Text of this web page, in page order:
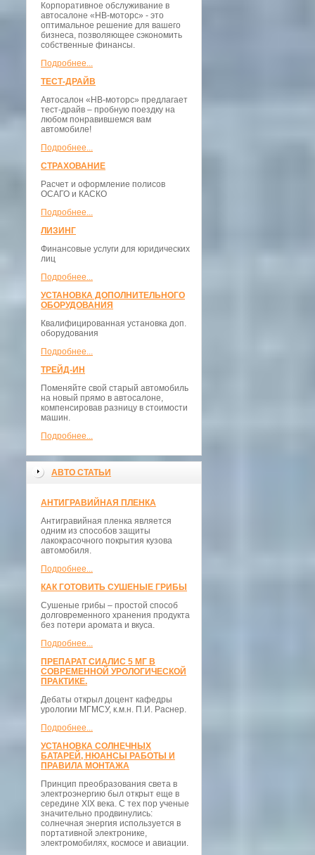
Корпоративное обслуживание в
автосалоне «НВ-моторс» - это
оптимальное решение для вашего
бизнеса, позволяющее сэкономить
собственные финансы.
Подробнее...
ТЕСТ-ДРАЙВ
Автосалон «НВ-моторс» предлагает
тест-драйв – пробную поездку на
любом понравившемся вам
автомобиле!
Подробнее...
СТРАХОВАНИЕ
Расчет и оформление полисов
ОСАГО и КАСКО
Подробнее...
ЛИЗИНГ
Финансовые услуги для юридических
лиц
Подробнее...
УСТАНОВКА ДОПОЛНИТЕЛЬНОГО
ОБОРУДОВАНИЯ
Квалифицированная установка доп.
оборудования
Подробнее...
ТРЕЙД-ИН
Поменяйте свой старый автомобиль
на новый прямо в автосалоне,
компенсировав разницу в стоимости
машин.
Подробнее...
АВТО СТАТЬИ
АНТИГРАВИЙНАЯ ПЛЕНКА
Антигравийная пленка является
одним из способов защиты
лакокрасочного покрытия кузова
автомобиля.
Подробнее...
КАК ГОТОВИТЬ СУШЕНЫЕ ГРИБЫ
Сушеные грибы – простой способ
долговременного хранения продукта
без потери аромата и вкуса.
Подробнее...
ПРЕПАРАТ СИАЛИС 5 МГ В
СОВРЕМЕННОЙ УРОЛОГИЧЕСКОЙ
ПРАКТИКЕ.
Дебаты открыл доцент кафедры
урологии МГМСУ, к.м.н. П.И. Раснер.
Подробнее...
УСТАНОВКА СОЛНЕЧНЫХ
БАТАРЕЙ, НЮАНСЫ РАБОТЫ И
ПРАВИЛА МОНТАЖА
Принцип преобразования света в
электроэнергию был открыт еще в
середине XIX века. С тех пор ученые
значительно продвинулись:
солнечная энергия используется в
портативной электронике,
электромобилях, космосе и авиации.